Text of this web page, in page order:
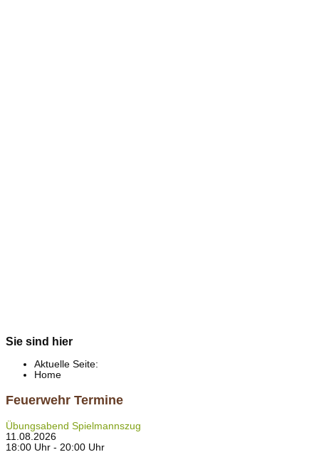
Sie sind hier
Aktuelle Seite:
Home
Feuerwehr Termine
Übungsabend Spielmannszug
11.08.2026
18:00 Uhr - 20:00 Uhr